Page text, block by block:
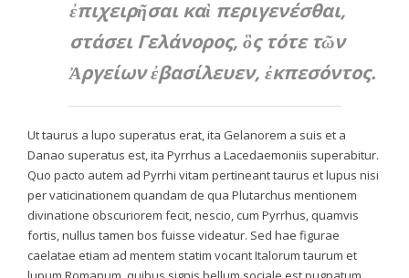
ἐπιχειρῆσαι καὶ περιγενέσθαι,
στάσει Γελάνορος, ὃς τότε τῶν
Ἀργείων ἐβασίλευεν, ἐκπεσόντος.
Ut taurus a lupo superatus erat, ita Gelanorem a suis et a
Danao superatus est, ita Pyrrhus a Lacedaemoniis superabitur.
Quo pacto autem ad Pyrrhi vitam pertineant taurus et lupus nisi
per vaticinationem quandam de qua Plutarchus mentionem
divinatione obscuriorem fecit, nescio, cum Pyrrhus, quamvis
fortis, nullus tamen bos fuisse videatur. Sed hae figurae
caelatae etiam ad mentem statim vocant Italorum taurum et